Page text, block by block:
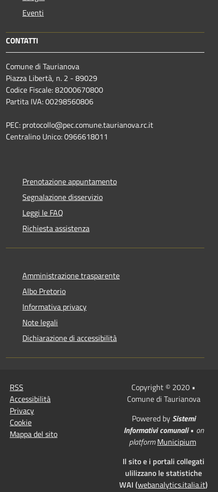
Eventi
CONTATTI
Comune di Taurianova
Piazza Libertà, n. 2 - 89029
Codice Fiscale: 82000670800
Partita IVA: 00298560806
PEC: protocollo@pec.comune.taurianova.rc.it
Centralino Unico: 0966618011
Prenotazione appuntamento
Segnalazione disservizio
Leggi le FAQ
Richiesta assistenza
Amministrazione trasparente
Albo Pretorio
Informativa privacy
Note legali
Dichiarazione di accessibilità
RSS
Accessibilità
Privacy
Cookie
Mappa del sito
Copyright © 2020 •
Comune di Taurianova
Powered by Sistemi
Informativi comunali• on
platform Municipium
Il sito e i portali collegati
ulilizzano le statistiche
WAI (webanalytics.italia.it)